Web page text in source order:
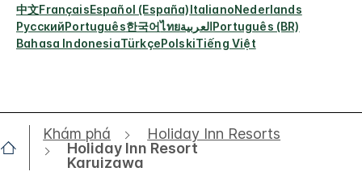
中文FrançaisEspañol (España)ItalianoNederlands
РусскийPortuguês한국어ไทยالعربيةPortuguês (BR)
Bahasa IndonesiaTürkçePolskiTiếng Việt
Khám phá
Holiday Inn Resorts
Holiday Inn Resort
Karuizawa